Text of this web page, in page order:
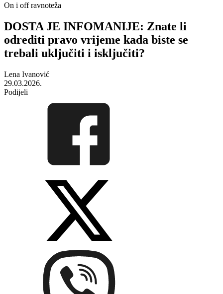
On i off ravnoteža
DOSTA JE INFOMANIJE: Znate li
odrediti pravo vrijeme kada biste se
trebali uključiti i isključiti?
Lena Ivanović
29.03.2026.
Podijeli